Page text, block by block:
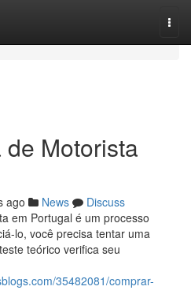
Motorista
ago News
Discuss
em Portugal é um processo
lo, você precisa tentar uma
teórico verifica seu
35482081/comprar-